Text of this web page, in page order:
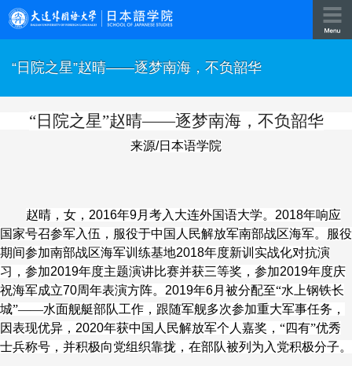
“日院之星”赵晴——逐梦南海，不负韶华
“日院之星”赵晴——逐梦南海，不负韶华
来源/日本语学院
赵晴，女， 2016年9月考入大连外国语大学。 2018年响应
国家号召参军入伍，服役于中国人民解放军南部战区海军。服役
期间参加南部战区海军训练基地2018年度新训实战化对抗演
习，参加2019年度主题演讲比赛并获三等奖，参加2019年度庆
祝海军成立70周年表演方阵。 2019年6月被分配至“水上钢铁长
城”——水面舰艇部队工作，跟随军舰多次参加重大军事任务，
因表现优异， 2020年获中国人民解放军个人嘉奖，“四有”优秀
士兵称号，并积极向党组织靠拢，在部队被列为入党积极分子。